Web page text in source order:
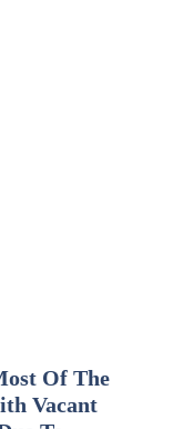
Of The
Vacant